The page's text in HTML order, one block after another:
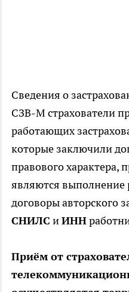
Сведения о
СЗВ-М страхователи
работающих
которые заключили
правового характера,
являются выполнение
договоры авторского
СНИЛС иИНН
Приём от